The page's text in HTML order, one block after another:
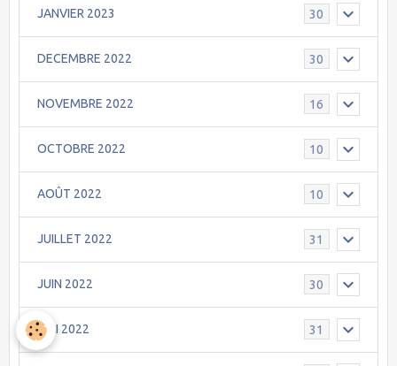
JANVIER 2023 30
DECEMBRE 2022 30
NOVEMBRE 2022 16
OCTOBRE 2022 10
AOÛT 2022 10
JUILLET 2022 31
JUIN 2022 30
MAI 2022 31